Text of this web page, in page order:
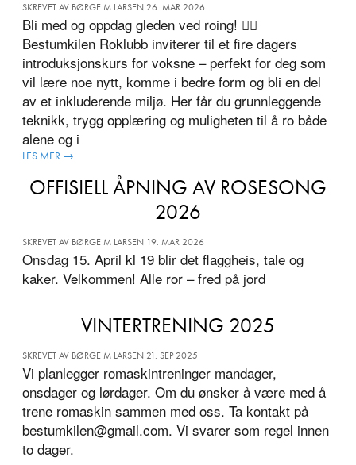
SKREVET AV BØRGE M LARSEN 26. MAR 2026
Bli med og oppdag gleden ved roing! 🚣‍♂️
Bestumkilen Roklubb inviterer til et fire dagers
introduksjonskurs for voksne – perfekt for deg som
vil lære noe nytt, komme i bedre form og bli en del
av et inkluderende miljø. Her får du grunnleggende
teknikk, trygg opplæring og muligheten til å ro både
alene og i
LES MER →
OFFISIELL ÅPNING AV ROSESONG
2026
SKREVET AV BØRGE M LARSEN 19. MAR 2026
Onsdag 15. April kl 19 blir det flaggheis, tale og
kaker. Velkommen! Alle ror – fred på jord
VINTERTRENING 2025
SKREVET AV BØRGE M LARSEN 21. SEP 2025
Vi planlegger romaskintreninger mandager,
onsdager og lørdager. Om du ønsker å være med å
trene romaskin sammen med oss. Ta kontakt på
bestumkilen@gmail.com. Vi svarer som regel innen
to dager.